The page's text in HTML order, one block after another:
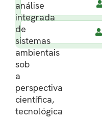
análise
integrada
de
sistemas
ambientais
sob
a
perspectiva
científica,
tecnológica